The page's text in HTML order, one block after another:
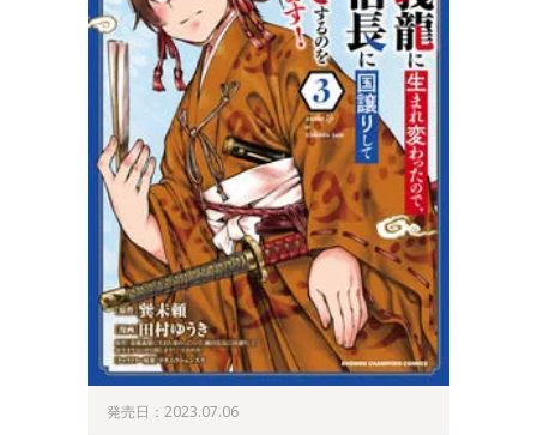
発売日：2023.07.06